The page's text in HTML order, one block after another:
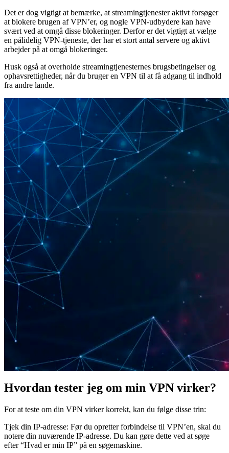
Det er dog vigtigt at bemærke, at streamingtjenester aktivt forsøger
at blokere brugen af VPN’er, og nogle VPN-udbydere kan have
svært ved at omgå disse blokeringer. Derfor er det vigtigt at vælge
en pålidelig VPN-tjeneste, der har et stort antal servere og aktivt
arbejder på at omgå blokeringer.
Husk også at overholde streamingtjenesternes brugsbetingelser og
ophavsrettigheder, når du bruger en VPN til at få adgang til indhold
fra andre lande.
Hvordan tester jeg om min VPN virker?
For at teste om din VPN virker korrekt, kan du følge disse trin:
Tjek din IP-adresse: Før du opretter forbindelse til VPN’en, skal du
notere din nuværende IP-adresse. Du kan gøre dette ved at søge
efter “Hvad er min IP” på en søgemaskine.